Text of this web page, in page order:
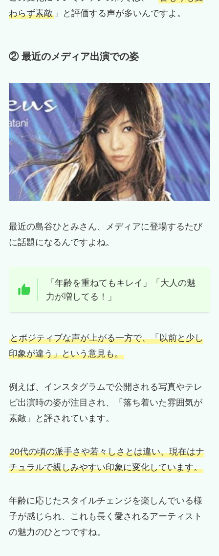
わらず素敵」と評価する声が多いんですよ。
② 最近のメディア出演での姿
最近の島谷ひとみさん、メディアに登場するたび
に話題になるんですよね。
「年齢を重ねてもキレイ」「大人の魅
力が増してる！」
とポジティブな声が上がる一方で、「以前と少し
印象が違う」という意見も。
例えば、インスタグラムで公開される写真やテレ
ビ出演時の姿が注目され、「落ち着いた雰囲気が
素敵」と評されています。
20代の頃の派手さや若々しさとは違い、現在はナ
チュラルで親しみやすい印象に変化しています。
年齢に応じたスタイルチェンジを楽しんでいる様
子が感じられ、これも長く愛されるアーティスト
の魅力のひとつですね。